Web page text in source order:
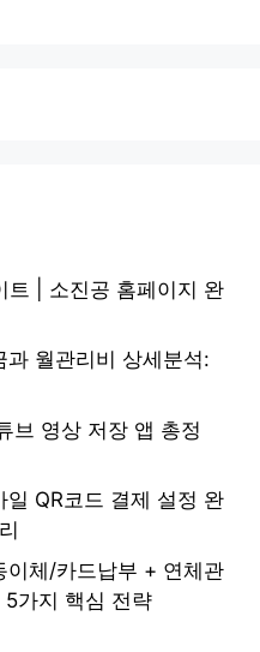
트 | 소진공 홈페이지 완
월관리비 상세분석:
브 영상 저장 앱 총정
QR코드 결제 설정 완
이체/카드납부 + 연체관
가지 핵심 전략